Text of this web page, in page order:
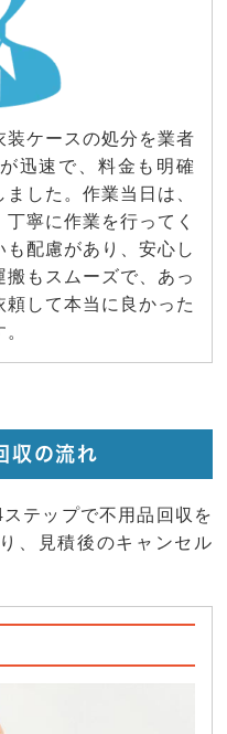
装ケースの処分を業者
迅速で、料金も明確
した。作業当日は、
寧に作業を行ってく
配慮があり、安心し
もスムーズで、あっ
して本当に良かった
収の流れ
テップで不用品回収を
、見積後のキャンセル